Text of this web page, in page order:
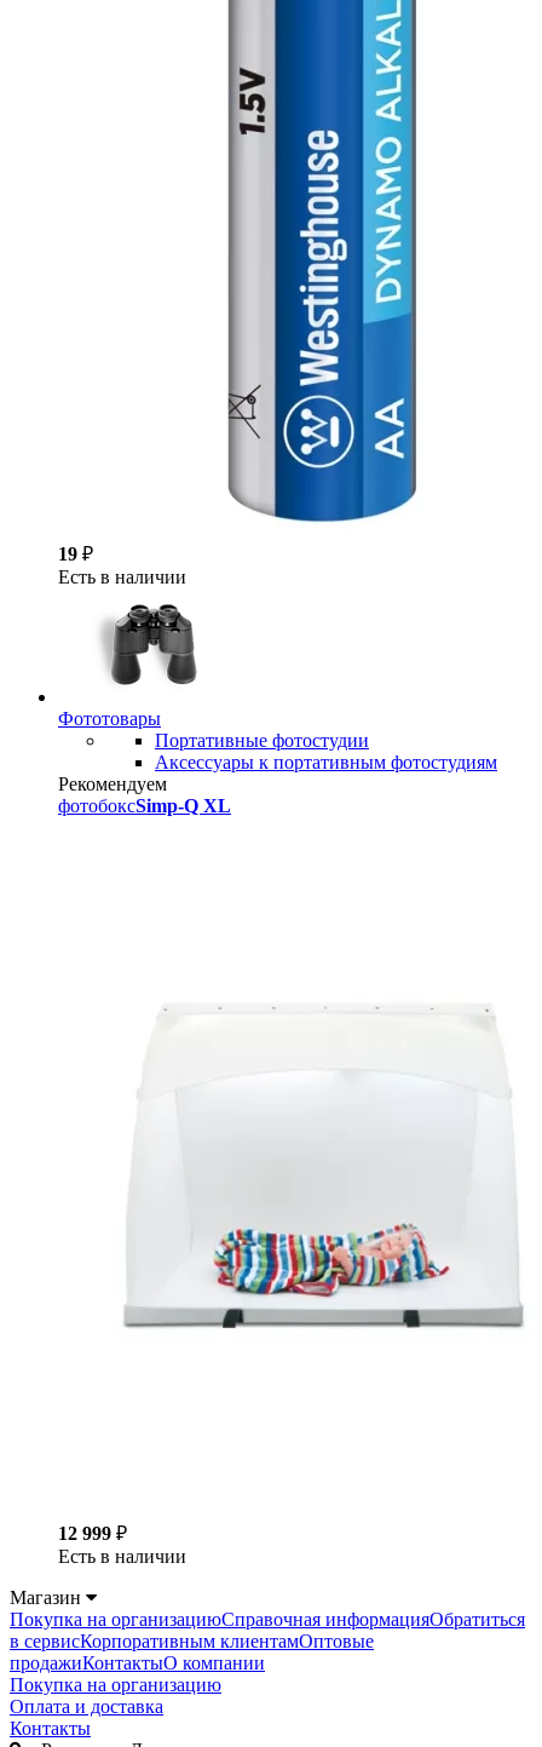
19 ₽
Есть в наличии
Фототовары
Портативные фотостудии
Аксессуары к портативным фотостудиям
Рекомендуем
фотобоксSimp-Q XL
12 999 ₽
Есть в наличии
Магазин
Покупка на организациюСправочная информацияОбратиться
в сервисКорпоративным клиентамОптовые
продажиКонтактыО компании
Покупка на организацию
Оплата и доставка
Контакты